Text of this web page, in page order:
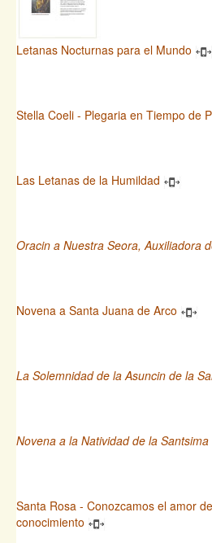
Letanas Nocturnas para el Mundo
Stella Coeli - Plegaria en Tiempo de
Las Letanas de la Humildad
Oracin a Nuestra Seora, Auxiliadora
Novena a Santa Juana de Arco
La Solemnidad de la Asuncin de la
Novena a la Natividad de la
Santa Rosa - Conozcamos el amor
conocimiento